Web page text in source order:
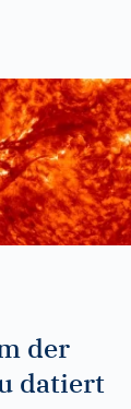
der
datiert